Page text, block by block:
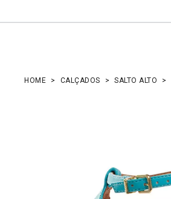
HOME CALÇADOS SALTO ALTO